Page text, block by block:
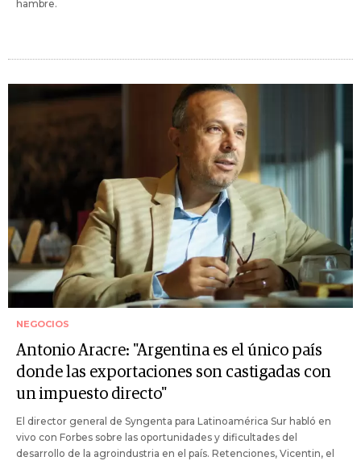
hambre.
NEGOCIOS
Antonio Aracre: "Argentina es el único país
donde las exportaciones son castigadas con
un impuesto directo"
El director general de Syngenta para Latinoamérica Sur habló en
vivo con Forbes sobre las oportunidades y dificultades del
desarrollo de la agroindustria en el país. Retenciones, Vicentin, el